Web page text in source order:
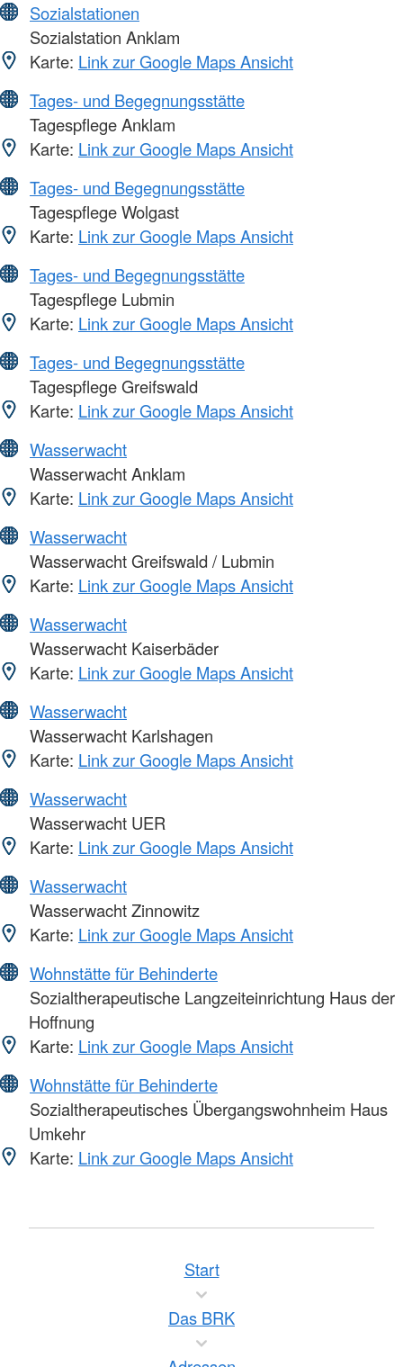
Sozialstationen
Sozialstation Anklam
Karte: Link zur Google Maps Ansicht
Tages- und Begegnungsstätte
Tagespflege Anklam
Karte: Link zur Google Maps Ansicht
Tages- und Begegnungsstätte
Tagespflege Wolgast
Karte: Link zur Google Maps Ansicht
Tages- und Begegnungsstätte
Tagespflege Lubmin
Karte: Link zur Google Maps Ansicht
Tages- und Begegnungsstätte
Tagespflege Greifswald
Karte: Link zur Google Maps Ansicht
Wasserwacht
Wasserwacht Anklam
Karte: Link zur Google Maps Ansicht
Wasserwacht
Wasserwacht Greifswald / Lubmin
Karte: Link zur Google Maps Ansicht
Wasserwacht
Wasserwacht Kaiserbäder
Karte: Link zur Google Maps Ansicht
Wasserwacht
Wasserwacht Karlshagen
Karte: Link zur Google Maps Ansicht
Wasserwacht
Wasserwacht UER
Karte: Link zur Google Maps Ansicht
Wasserwacht
Wasserwacht Zinnowitz
Karte: Link zur Google Maps Ansicht
Wohnstätte für Behinderte
Sozialtherapeutische Langzeiteinrichtung Haus der
Hoffnung
Karte: Link zur Google Maps Ansicht
Wohnstätte für Behinderte
Sozialtherapeutisches Übergangswohnheim Haus
Umkehr
Karte: Link zur Google Maps Ansicht
Start
Das BRK